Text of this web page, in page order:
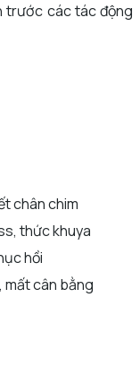
trước các tác động
chân chim
thức khuya
hồi
mất cân bằng